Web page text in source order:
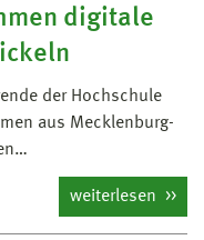
digitale
der Hochschule
aus Mecklenburg-
weiterlesen